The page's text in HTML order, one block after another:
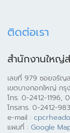
ติดต่อเรา
สำนักงานใหญ่
เลขที่ 979 ซอยจรัญ
เขตบางกอกใหญ่ กรุ
โทร. 0-2412-1196,
โทรสาร. 0-2412-
e-mail :
แผนที่ : Google